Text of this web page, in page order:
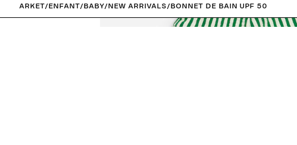
ARKET/Enfant/Baby/New arrivals/Bonnet de bain UPF 50